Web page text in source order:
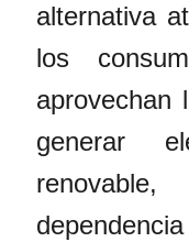
alternativa
los
aprovechan
generar